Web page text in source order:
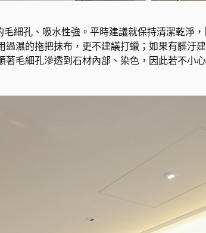
細孔、吸水性強。平時建議就保持清潔乾淨
濕的拖把抹布，更不建議打蠟；如果有髒
毛細孔滲透到石材內部、染色，因此若不